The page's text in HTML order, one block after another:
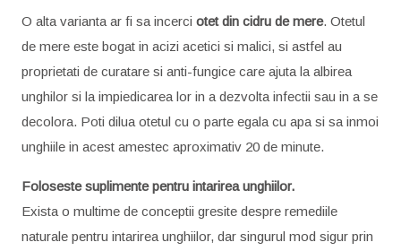
O alta varianta ar fi sa incerci otet din cidru de mere. Otetul
de mere este bogat in acizi acetici si malici, si astfel au
proprietati de curatare si anti-fungice care ajuta la albirea
unghilor si la impiedicarea lor in a dezvolta infectii sau in a se
decolora. Poti dilua otetul cu o parte egala cu apa si sa inmoi
unghiile in acest amestec aproximativ 20 de minute.
Foloseste suplimente pentru intarirea unghiilor.
Exista o multime de conceptii gresite despre remediile
naturale pentru intarirea unghiilor, dar singurul mod sigur prin